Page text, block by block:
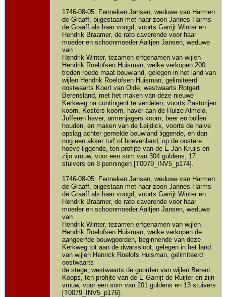
1746-08-05: Fenneken Jansen, weduwe van Harmen
de Graaff, bijgestaan met haar zoon Jannes Harms
de Graaff als haar voogd, voorts Garrijt Winter en
Hendrik Braamer, de rato caverende voor haar
moeder en schoonmoeder Aaltjen Jansen, weduwe
van
Hendrik Winter, tezamen erfgenamen van wijlen
Hendrik Roelofsen Huisman, welke verkopen 200
treden roede maat bouwland, gelegen in het land van
wijlen Hendrik Roelofsen Huisman, gelimiteerd
oostwaarts Koert van Olde, westwaarts Rotgert
Berensland, met het maken van deze nieuwe
Kerkweg na contingent te verdelen, voorts Pastorijen
koorn, Kosters koorn, haver aan de Huize Almelo,
Jufferen haver, armenjagers koorn, beer en bollen
houden, en maken van de Leijdick, voorts de halve
opslag achter gemelde bouwland liggende, en dan
nog een akker turf of hoevenland, op de oostere
hoeve liggende, ten profijte van de E Jan Kruijs en
zijn vrouw, voor een som van 304 guldens, 17
stuivers en 8 penningen [T0079_INV5_p174].
1746-08-05: Fenneken Jansen, weduwe van Harmen
de Graaff, bijgestaan met haar zoon Jannes Harms
de Graaff als haar voogd, voorts Garrijt Winter en
Hendrik Braamer, de rato caverende voor haar
moeder en schoonmoeder Aaltjen Jansen, weduwe
van
Hendrik Winter, tezamen erfgenamen van wijlen
Hendrik Roelofsen Huisman, welke verkopen de
aangeerfde bouwgoorden, beginnende van deze
Kerkweg tot aan de dwarssloot, gelegen in het land
van wijlen Henrick Roelofs Huisman, gelimiteerd
oostwaarts
de stege, westwaarts de goorden van wijlen Berent
Koops, ten profijte van de E Garrijt de Ruijter en zijn
vrouw, voor een som van 201 guldens en 13 stuivers
[T0079_INV5_p176].